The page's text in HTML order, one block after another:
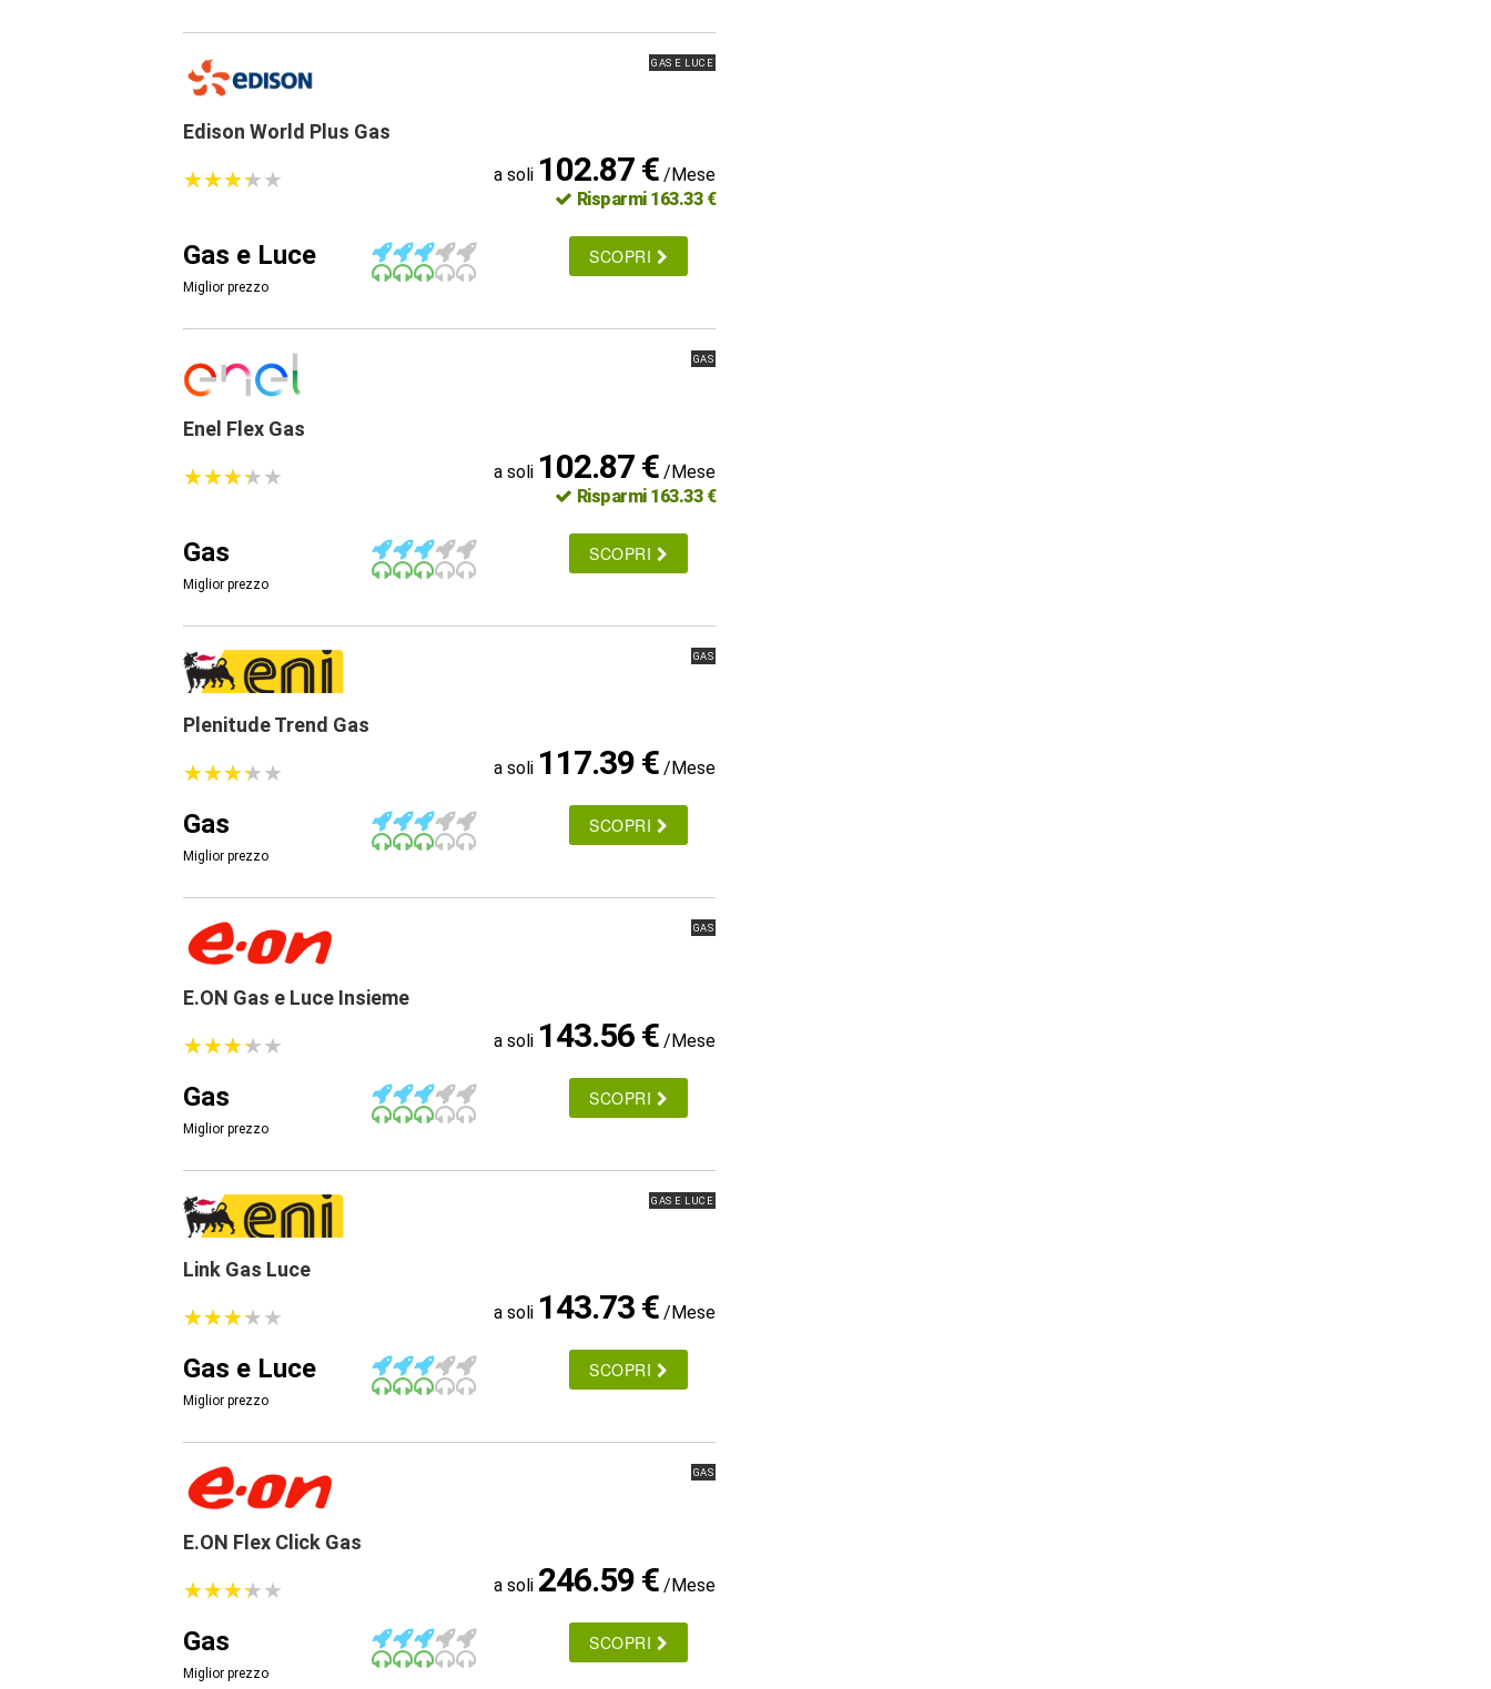
GAS E LUCE
Edison World Plus Gas
★★★★★
★★★★★ a soli 102.87 € /Mese
Risparmi 163.33 €
Gas e Luce
Miglior prezzo
SCOPRI
GAS
Enel Flex Gas
★★★★★
★★★★★ a soli 102.87 € /Mese
Risparmi 163.33 €
Gas
Miglior prezzo
SCOPRI
GAS
Plenitude Trend Gas
★★★★★
★★★★★ a soli 117.39 € /Mese
Gas
Miglior prezzo
SCOPRI
GAS
E.ON Gas e Luce Insieme
★★★★★
★★★★★ a soli 143.56 € /Mese
Gas
Miglior prezzo
SCOPRI
GAS E LUCE
Link Gas Luce
★★★★★
★★★★★ a soli 143.73 € /Mese
Gas e Luce
Miglior prezzo
SCOPRI
GAS
E.ON Flex Click Gas
★★★★★
★★★★★ a soli 246.59 € /Mese
Gas
Miglior prezzo
SCOPRI